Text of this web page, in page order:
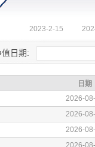
日期: